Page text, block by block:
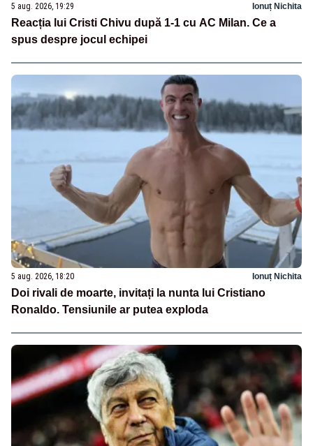
5 aug. 2026, 19:29 Ionuț Nichita
Reacția lui Cristi Chivu după 1-1 cu AC Milan. Ce a
spus despre jocul echipei
5 aug. 2026, 18:20 Ionuț Nichita
Doi rivali de moarte, invitați la nunta lui Cristiano
Ronaldo. Tensiunile ar putea exploda